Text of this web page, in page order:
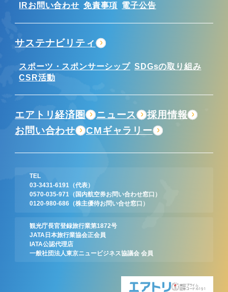
TEL
03-3431-6191
（代表）
0570-035-971
（国内航空券お問い合わせ窓口）
0120-980-686 （株主優待お問い合せ窓口）
観光庁長官登録旅行業第1872号
JATA日本旅行業協会正会員
IATA公認代理店
一般社団法人東京ニュービジネス協議会 会員
東証プライム
証券コード:6191
IRお問い合わせ 免責事項 電子公告
サステナビリティ
スポーツ・スポンサーシップ SDGsの取り組み
CSR活動
エアトリ経済圏 ニュース
採用情報
お問い合わせ
CMギャラリー